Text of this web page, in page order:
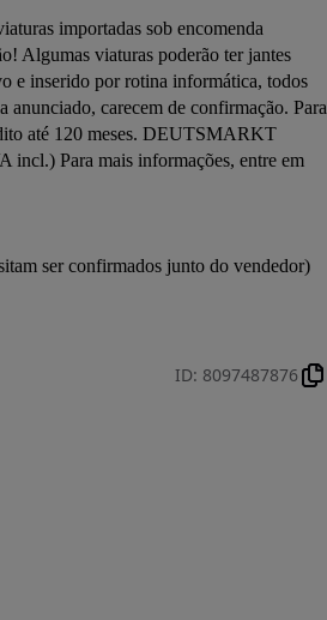
importadas sob encomenda
Algumas viaturas poderão ter jantes
e inserido por rotina informática, todos
anunciado, carecem de confirmação. Para
até 120 meses. DEUTSMARKT
incl.) Para mais informações, entre em
ser confirmados junto do vendedor)
ID: 8097487876